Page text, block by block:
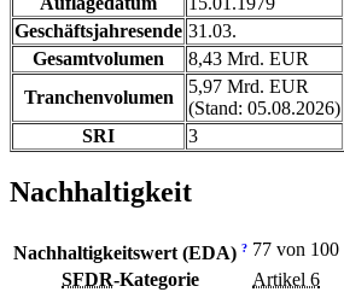
Geschäftsjahresende 31.03.
Gesamtvolumen
8,43 Mrd. EUR
Tranchenvolumen
5,97 Mrd. EUR
(Stand: 05.08.2026)
SRI
3
Nachhaltigkeit
Nachhaltigkeitswert (EDA) ? 77 von 100
SFDR-Kategorie Artikel 6